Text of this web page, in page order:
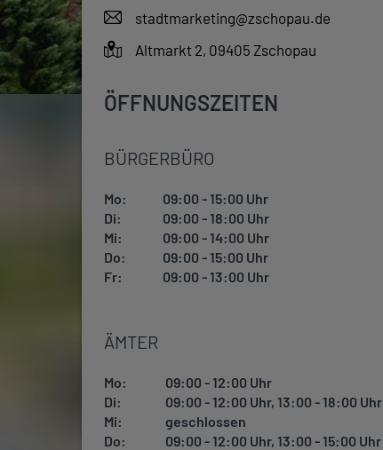
stadtmarketing@zschopau.de
Altmarkt 2, 09405 Zschopau
ÖFFNUNGSZEITEN
BÜRGERBÜRO
Mo:
09:00 - 15:00 Uhr
Di:
09:00 - 18:00 Uhr
Mi:
09:00 - 14:00 Uhr
Do:
09:00 - 15:00 Uhr
Fr:
09:00 - 13:00 Uhr
ÄMTER
Mo:
09:00 - 12:00 Uhr
Di:
09:00 - 12:00 Uhr, 13:00 - 18:00 Uhr
Mi:
geschlossen
Do:
09:00 - 12:00 Uhr, 13:00 - 15:00 Uhr